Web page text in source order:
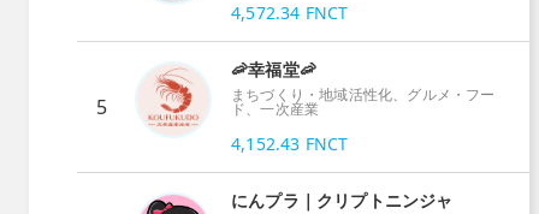
4,572.34 FNCT
5
🦐幸福堂🦐
まちづくり・地域活性化、グルメ・フー
ド、一次産業
4,152.43 FNCT
にんプラ｜クリプトニンジャ